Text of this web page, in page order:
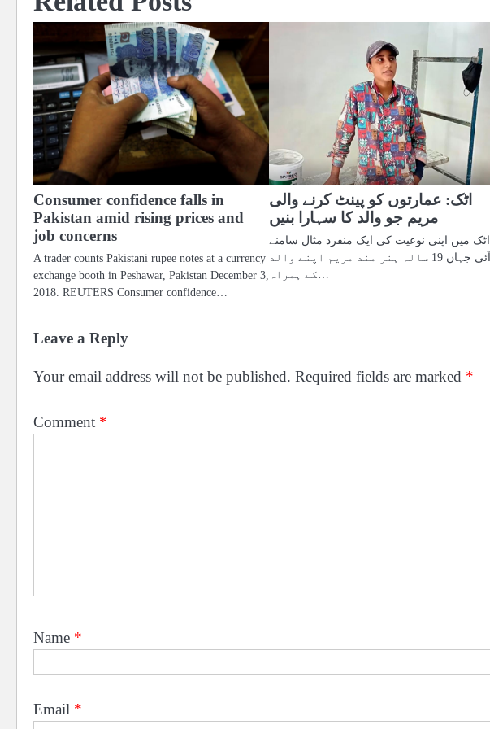
Consumer confidence falls in
Pakistan amid rising prices and
job concerns
A trader counts Pakistani rupee notes at a currency
exchange booth in Peshawar, Pakistan December 3,
2018. REUTERS Consumer confidence…
اٹک: عمارتوں کو پینٹ کرنے والی
مریم جو والد کا سہارا بنیں
اٹک میں اپنی نوعیت کی ایک منفرد مثال سامنے
آئی جہاں 19 سالہ ہنر مند مریم اپنے والد
Leave a Reply
Your email address will not be published. Required fields are marked *
Comment *
Name *
Email *